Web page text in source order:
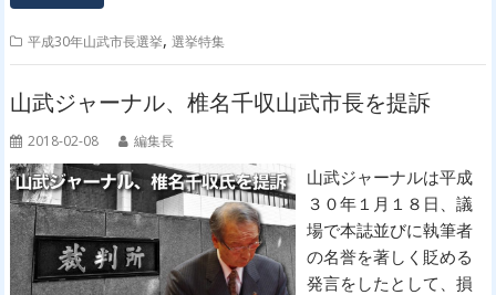
平成30年山武市長選挙,選挙特集
山武ジャーナル、椎名千収山武市長を提訴
2018-02-08 編集長
山武ジャーナルは平成
３０年１月１８日、議
場で本誌並びに執筆者
の名誉を著しく貶める
発言をしたとして、損